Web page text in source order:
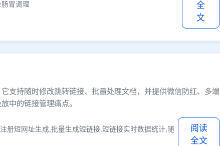
胃调理
全
文
支持随时修改跳转链接、批量处理文档，并提供微信防红、多端
中的链接管理痛点。
册短网址生成,批量生成短链接,短链接实时数据统计,随
阅读
全文